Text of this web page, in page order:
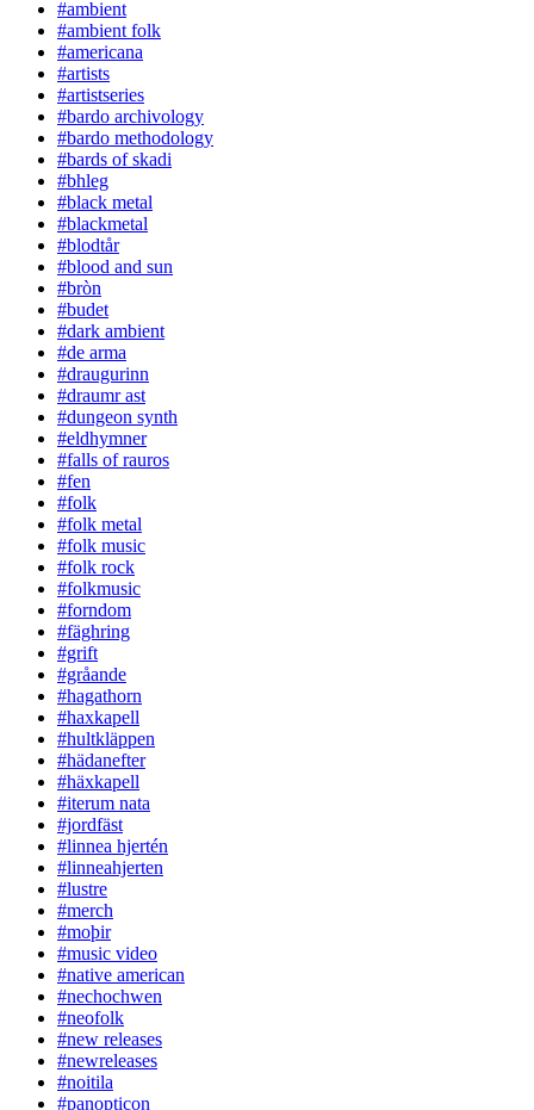
#ambient
#ambient folk
#americana
#artists
#artistseries
#bardo archivology
#bardo methodology
#bards of skadi
#bhleg
#black metal
#blackmetal
#blodtår
#blood and sun
#bròn
#budet
#dark ambient
#de arma
#draugurinn
#draumr ast
#dungeon synth
#eldhymner
#falls of rauros
#fen
#folk
#folk metal
#folk music
#folk rock
#folkmusic
#forndom
#fäghring
#grift
#gråande
#hagathorn
#haxkapell
#hultkläppen
#hädanefter
#häxkapell
#iterum nata
#jordfäst
#linnea hjertén
#linneahjerten
#lustre
#merch
#moþir
#music video
#native american
#nechochwen
#neofolk
#new releases
#newreleases
#noitila
#panopticon